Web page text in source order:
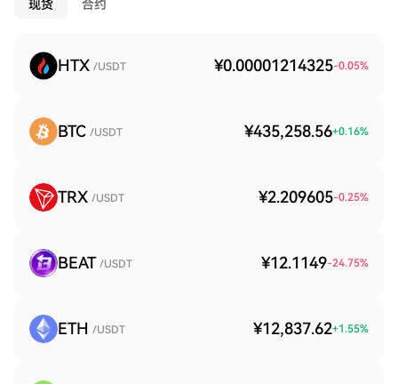
现货 合约
HTX /USDT ¥0.00001214325-0.05%
BTC /USDT ¥435,258.56+0.16%
TRX /USDT ¥2.209605-0.25%
BEAT /USDT ¥12.1149-24.75%
ETH /USDT ¥12,837.62+1.55%